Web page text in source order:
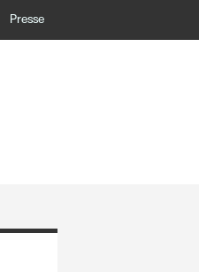
Presse